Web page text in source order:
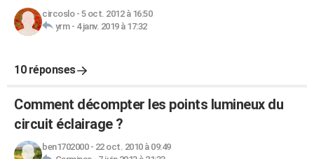
circoslo- 5 oct. 2012 à 16:50
yrm- 4 janv. 2019 à 17:32
10 réponses
Comment décompter les points lumineux du
circuit éclairage ?
ben1702000- 22 oct. 2010 à 09:49